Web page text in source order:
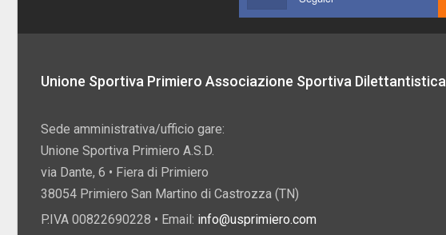
Unione Sportiva Primiero Associazione Sportiva Dilettantistica
Sede amministrativa/ufficio gare:
Unione Sportiva Primiero A.S.D.
via Dante, 6 • Fiera di Primiero
38054 Primiero San Martino di Castrozza (TN)
P.IVA 00822690228 • Email: info@usprimiero.com